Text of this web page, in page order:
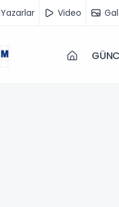
Yazarlar Video